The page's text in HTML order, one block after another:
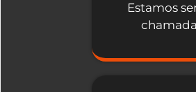
Estamos